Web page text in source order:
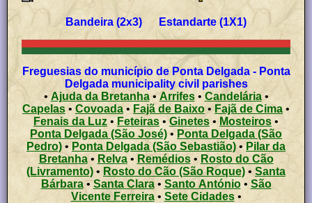
Bandeira (2x3) Estandarte (1X1)
Freguesias do município de Ponta Delgada - Ponta
Delgada municipality civil parishes
•
Ajuda da Bretanha•Arrifes• Candelária•
Capelas• Covoada• Fajã de Baixo • Fajã de Cima •
Fenais da Luz • Feteiras • Ginetes • Mosteiros •
Ponta Delgada (São José)• Ponta Delgada (São
Pedro) • Ponta Delgada (São Sebastião)•Pilar da
Bretanha• Relva• Remédios• Rosto do Cão
(Livramento) • Rosto do Cão (São Roque) • Santa
Bárbara• Santa Clara• Santo António• São
Vicente Ferreira• Sete Cidades•